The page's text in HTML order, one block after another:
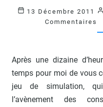
13 Décembre 2011
Commentaires
Après une dizaine
temps pour moi de vous
jeu de simulation,
l’avènement des